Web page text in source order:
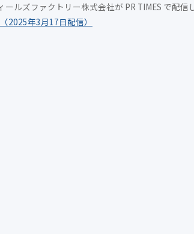
ールズファクトリー株式会社が PR TIMES で配信
2025年3月17日配信）